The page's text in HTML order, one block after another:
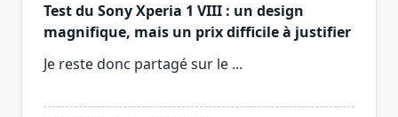
Test du Sony Xperia 1 VIII : un design
magnifique, mais un prix difficile à justifier
Je reste donc partagé sur le ...